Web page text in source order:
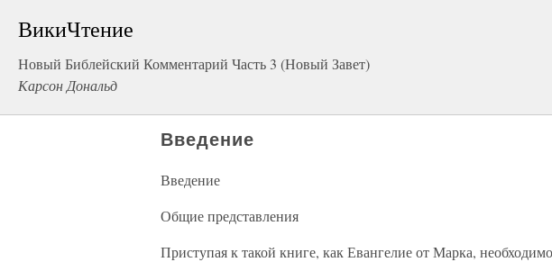
ВикиЧтение
Новый Библейский Комментарий Часть 3 (Новый Завет)
Карсон Дональд
Введение
Введение
Общие представления
Приступая к такой книге, как Евангелие от Марка,